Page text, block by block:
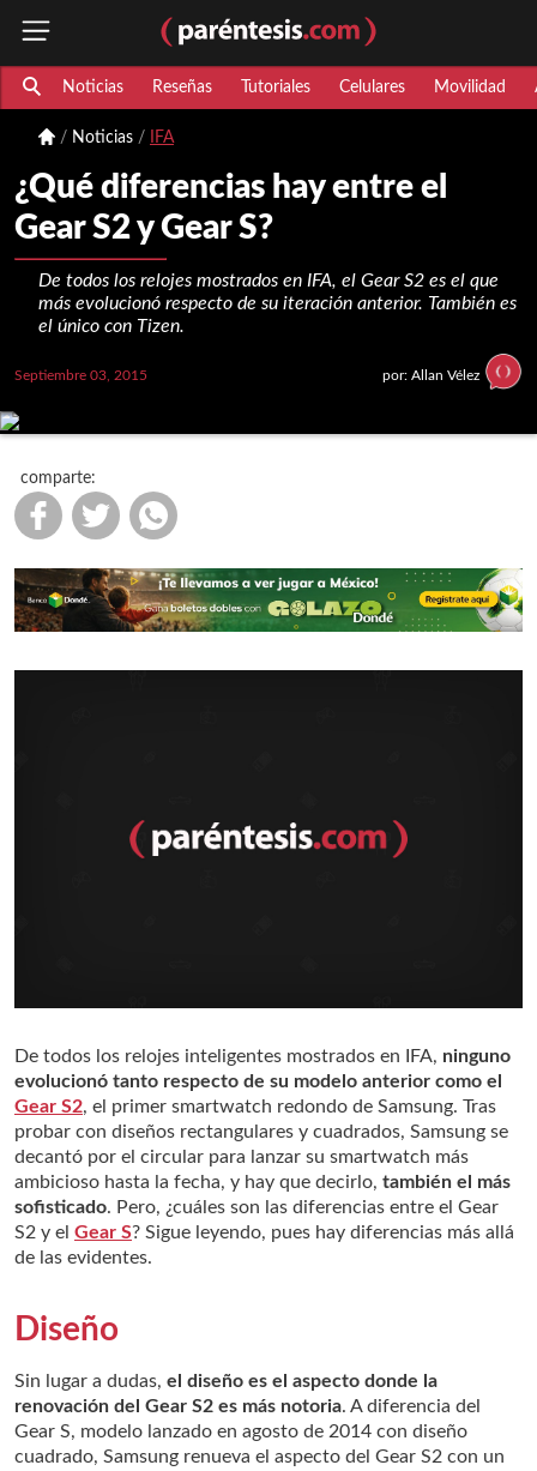
Noticias Reseñas Tutoriales Celulares Movilidad
Noticias IFA
¿Qué diferencias hay entre el
Gear S2 y Gear S?
De todos los relojes mostrados en IFA, el Gear S2 es el que
más evolucionó respecto de su iteración anterior. También es
el único con Tizen.
Septiembre 03, 2015 por: Allan Vélez
comparte:
De todos los relojes inteligentes mostrados en IFA, ninguno
evolucionó tanto respecto de su modelo anterior como el
Gear S2, el primer smartwatch redondo de Samsung. Tras
probar con diseños rectangulares y cuadrados, Samsung se
decantó por el circular para lanzar su smartwatch más
ambicioso hasta la fecha, y hay que decirlo, también el más
sofisticado. Pero, ¿cuáles son las diferencias entre el Gear
S2 y el Gear S? Sigue leyendo, pues hay diferencias más allá
de las evidentes.
Diseño
Sin lugar a dudas, el diseño es el aspecto donde la
renovación del Gear S2 es más notoria. A diferencia del
Gear S, modelo lanzado en agosto de 2014 con diseño
cuadrado, Samsung renueva el aspecto del Gear S2 con un